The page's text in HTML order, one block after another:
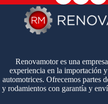
Renovamotor es una
experiencia en la importación
automotrices. Ofrecemos partes
y rodamientos con garantía y